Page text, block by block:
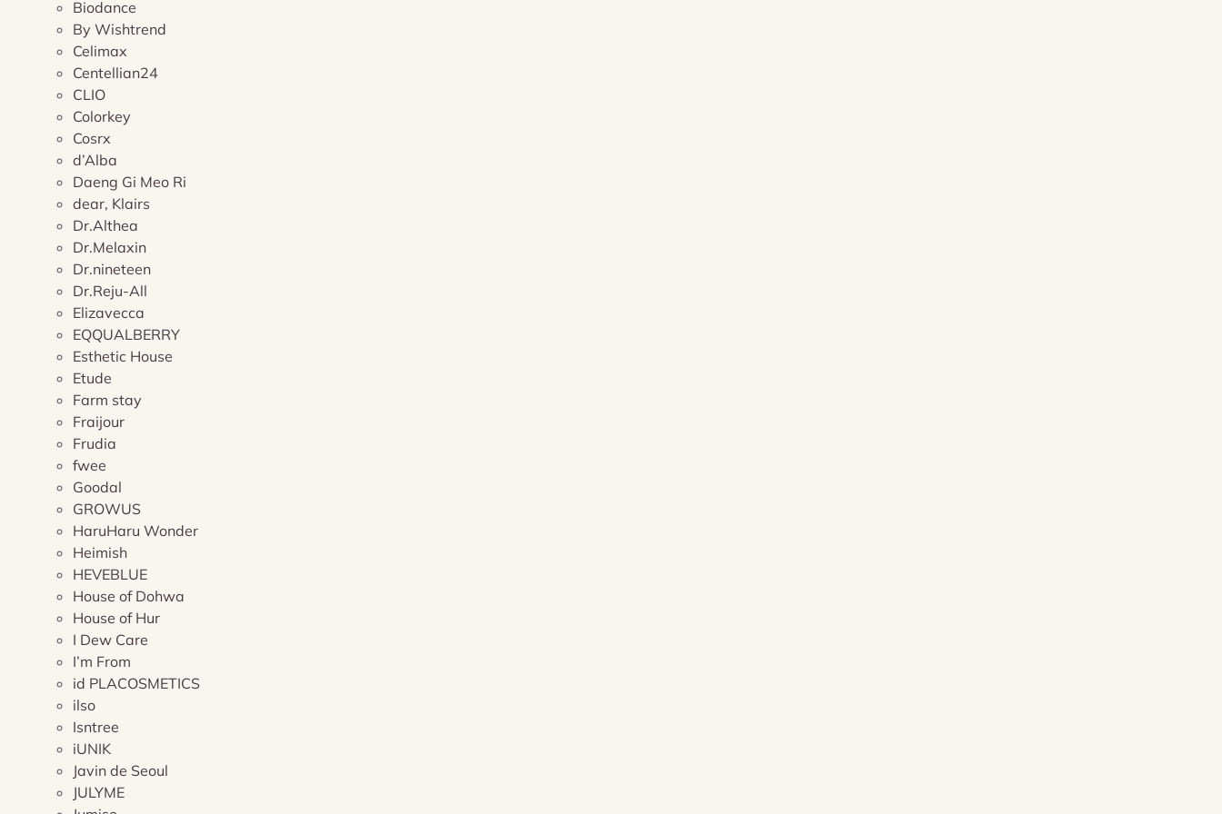
Biodance
By Wishtrend
Celimax
Centellian24
CLIO
Colorkey
Cosrx
d’Alba
Daeng Gi Meo Ri
dear, Klairs
Dr.Althea
Dr.Melaxin
Dr.nineteen
Dr.Reju-All
Elizavecca
EQQUALBERRY
Esthetic House
Etude
Farm stay
Fraijour
Frudia
fwee
Goodal
GROWUS
HaruHaru Wonder
Heimish
HEVEBLUE
House of Dohwa
House of Hur
I Dew Care
I’m From
id PLACOSMETICS
ilso
Isntree
iUNIK
Javin de Seoul
JULYME